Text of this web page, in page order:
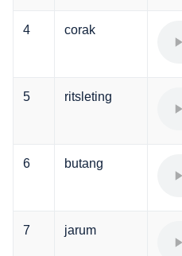
4 corak
5 ritsleting
6 butang
7 jarum